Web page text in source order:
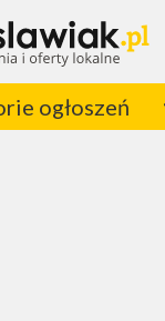
ogłoszeń